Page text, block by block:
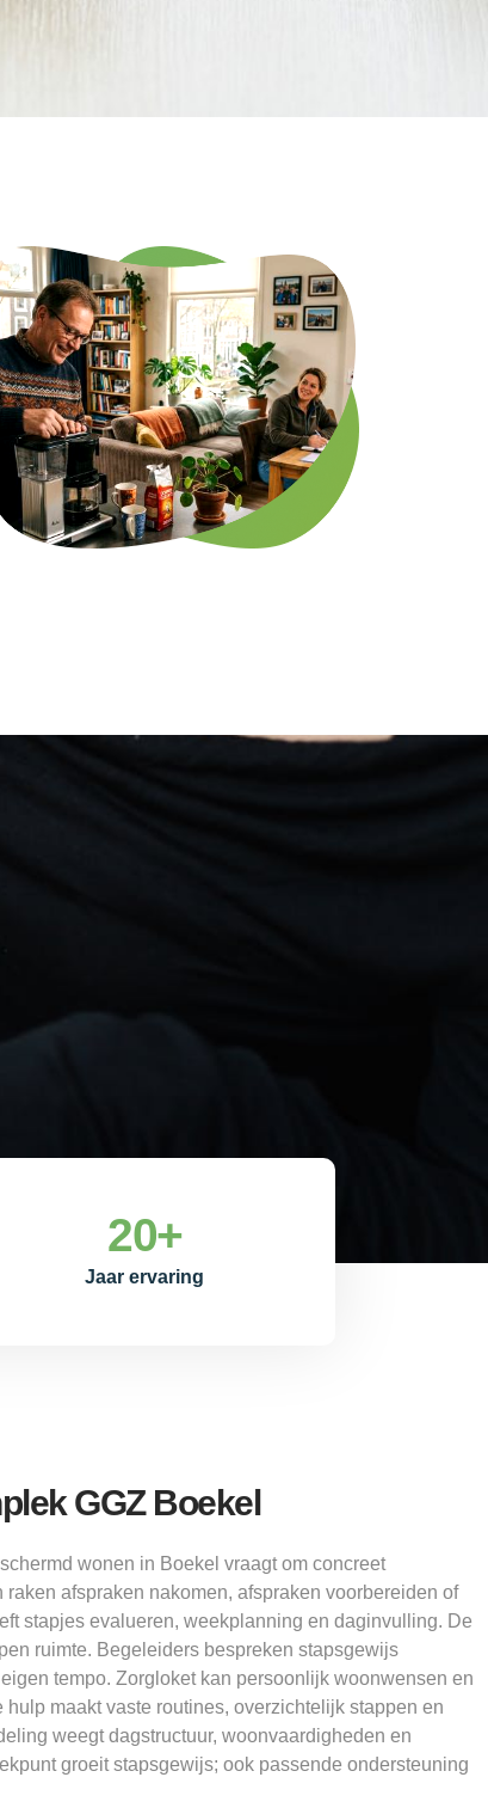
Jaar ervaring
20+
GGZ Boekel
wonen in Boekel vraagt om concreet
afspraken nakomen, afspraken voorbereiden of
stapjes evalueren, weekplanning en daginvulling. De
ruimte. Begeleiders bespreken stapsgewijs
tempo. Zorgloket kan persoonlijk woonwensen en
maakt vaste routines, overzichtelijk stappen en
weegt dagstructuur, woonvaardigheden en
groeit stapsgewijs; ook passende ondersteuning